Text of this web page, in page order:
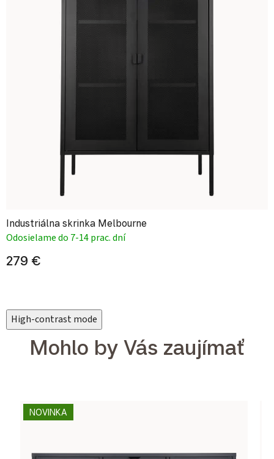
Industriálna skrinka Melbourne
Odosielame do 7-14 prac. dní
279 €
High-contrast mode
Mohlo by Vás zaujímať
NOVINKA